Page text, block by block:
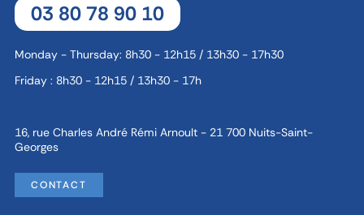
03 80 78 90 10
Monday - Thursday: 8h30 - 12h15 / 13h30 - 17h30
Friday : 8h30 - 12h15 / 13h30 - 17h
16, rue Charles André Rémi Arnoult - 21 700 Nuits-Saint-
Georges
CONTACT